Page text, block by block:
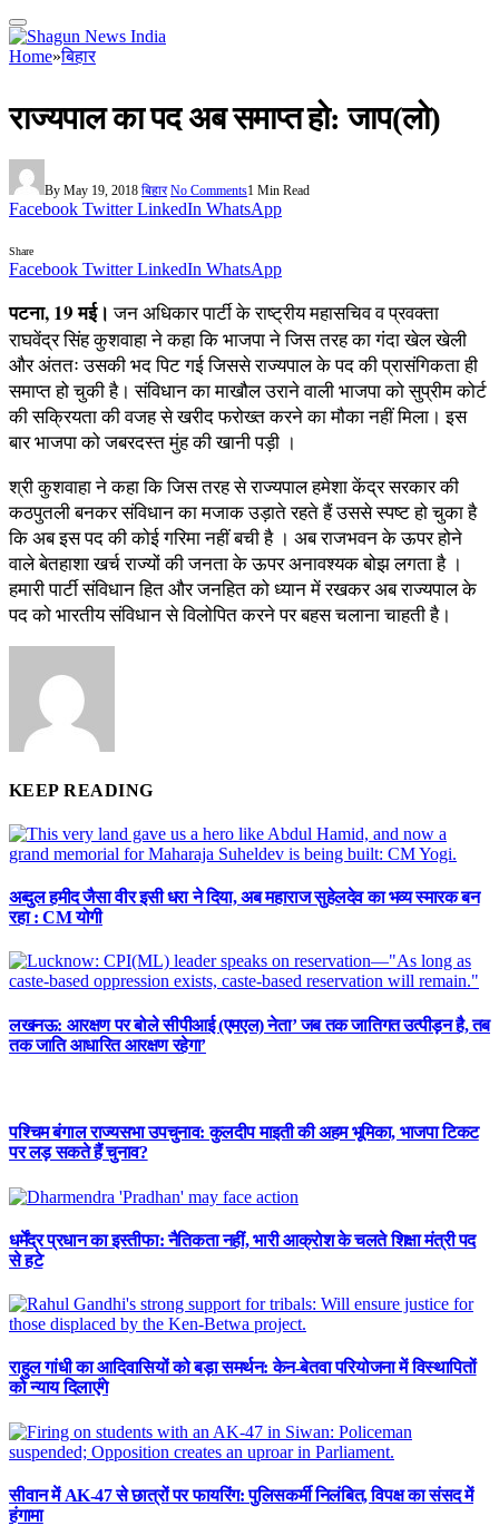
Home»बिहार
राज्यपाल का पद अब समाप्त हो: जाप(लो)
By May 19, 2018 बिहार No Comments1 Min Read
Facebook Twitter LinkedIn WhatsApp
Share
Facebook Twitter LinkedIn WhatsApp
पटना, 19 मई। जन अधिकार पार्टी के राष्ट्रीय महासचिव व प्रवक्ता
राघवेंद्र सिंह कुशवाहा ने कहा कि भाजपा ने जिस तरह का गंदा खेल खेली
और अंततः उसकी भद पिट गई जिससे राज्यपाल के पद की प्रासंगिकता ही
समाप्त हो चुकी है। संविधान का माखौल उराने वाली भाजपा को सुप्रीम कोर्ट
की सक्रियता की वजह से खरीद फरोख्त करने का मौका नहीं मिला। इस
बार भाजपा को जबरदस्त मुंह की खानी पड़ी ।
श्री कुशवाहा ने कहा कि जिस तरह से राज्यपाल हमेशा केंद्र सरकार की
कठपुतली बनकर संविधान का मजाक उड़ाते रहते हैं उससे स्पष्ट हो चुका है
कि अब इस पद की कोई गरिमा नहीं बची है । अब राजभवन के ऊपर होने
वाले बेतहाशा खर्च राज्यों की जनता के ऊपर अनावश्यक बोझ लगता है ।
हमारी पार्टी संविधान हित और जनहित को ध्यान में रखकर अब राज्यपाल के
पद को भारतीय संविधान से विलोपित करने पर बहस चलाना चाहती है।
KEEP READING
अब्दुल हमीद जैसा वीर इसी धरा ने दिया, अब महाराज सुहेलदेव का भव्य स्मारक बन
रहा : CM योगी
लखनऊ: आरक्षण पर बोले सीपीआई (एमएल) नेता’ जब तक जातिगत उत्पीड़न है, तब
तक जाति आधारित आरक्षण रहेगा’
पश्चिम बंगाल राज्यसभा उपचुनाव: कुलदीप माइती की अहम भूमिका, भाजपा टिकट
पर लड़ सकते हैं चुनाव?
धर्मेंद्र प्रधान का इस्तीफा: नैतिकता नहीं, भारी आक्रोश के चलते शिक्षा मंत्री पद
से हटे
राहुल गांधी का आदिवासियों को बड़ा समर्थन: केन-बेतवा परियोजना में विस्थापितों
को न्याय दिलाएंगे
सीवान में AK-47 से छात्रों पर फायरिंग: पुलिसकर्मी निलंबित, विपक्ष का संसद में
हंगामा